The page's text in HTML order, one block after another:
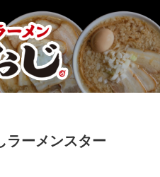
ラーメンスター